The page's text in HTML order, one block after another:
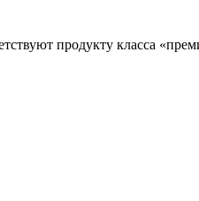
продукту класса